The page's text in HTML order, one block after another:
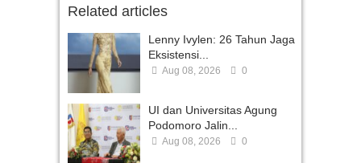
Related articles
Lenny Ivylen: 26 Tahun Jaga
Eksistensi...
Aug 08, 2026 0
UI dan Universitas Agung
Podomoro Jalin...
Aug 08, 2026 0